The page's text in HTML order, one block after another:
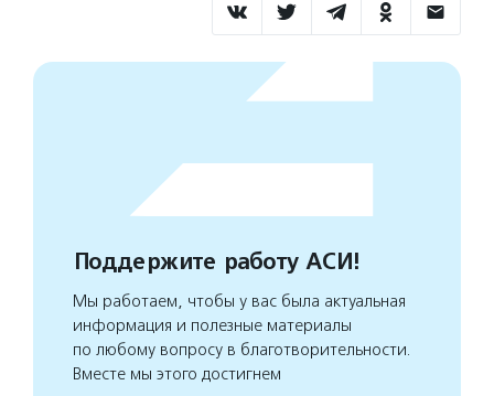
Поддержите работу АСИ!
Мы работаем, чтобы у вас была актуальная
информация и полезные материалы
по любому вопросу в благотворительности.
Вместе мы этого достигнем